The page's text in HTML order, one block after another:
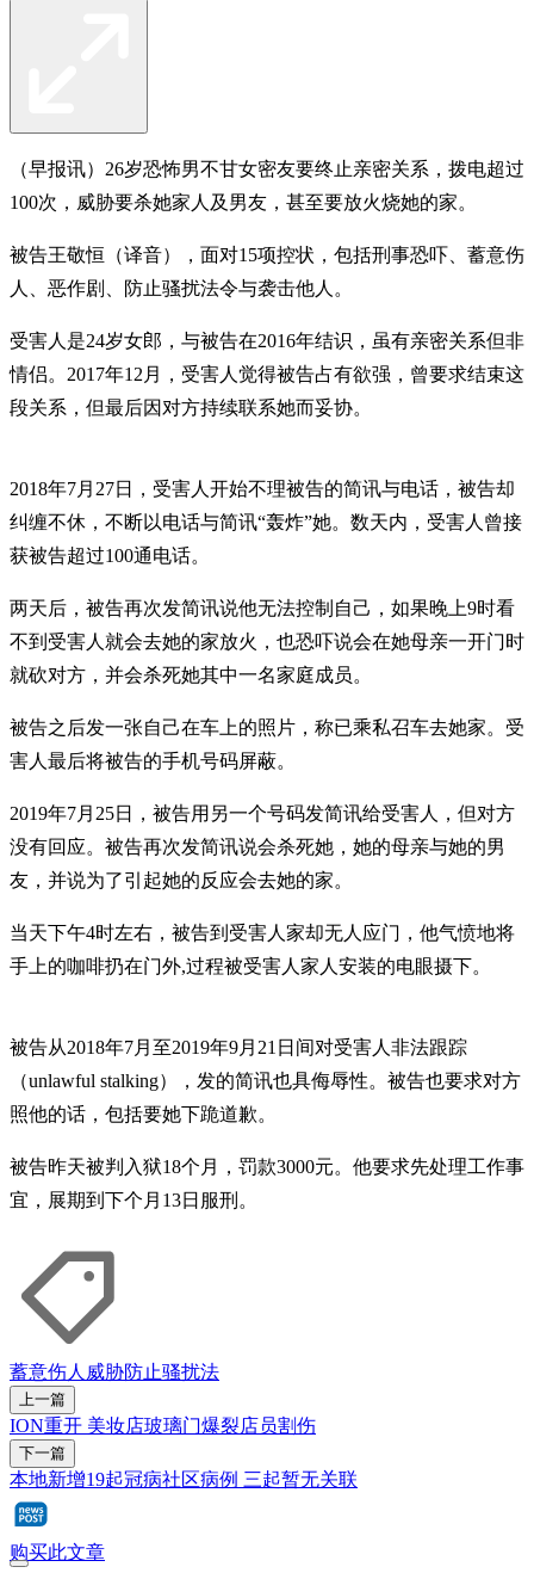
（早报讯）26岁恐怖男不甘女密友要终止亲密关系，拨电超过
100次，威胁要杀她家人及男友，甚至要放火烧她的家。
被告王敬恒（译音），面对15项控状，包括刑事恐吓、蓄意伤
人、恶作剧、防止骚扰法令与袭击他人。
受害人是24岁女郎，与被告在2016年结识，虽有亲密关系但非
情侣。2017年12月，受害人觉得被告占有欲强，曾要求结束这
段关系，但最后因对方持续联系她而妥协。
2018年7月27日，受害人开始不理被告的简讯与电话，被告却
纠缠不休，不断以电话与简讯“轰炸”她。数天内，受害人曾接
获被告超过100通电话。
两天后，被告再次发简讯说他无法控制自己，如果晚上9时看
不到受害人就会去她的家放火，也恐吓说会在她母亲一开门时
就砍对方，并会杀死她其中一名家庭成员。
被告之后发一张自己在车上的照片，称已乘私召车去她家。受
害人最后将被告的手机号码屏蔽。
2019年7月25日，被告用另一个号码发简讯给受害人，但对方
没有回应。被告再次发简讯说会杀死她，她的母亲与她的男
友，并说为了引起她的反应会去她的家。
当天下午4时左右，被告到受害人家却无人应门，他气愤地将
手上的咖啡扔在门外,过程被受害人家人安装的电眼摄下。
被告从2018年7月至2019年9月21日间对受害人非法跟踪
（unlawful stalking），发的简讯也具侮辱性。被告也要求对方
照他的话，包括要她下跪道歉。
被告昨天被判入狱18个月，罚款3000元。他要求先处理工作事
宜，展期到下个月13日服刑。
蓄意伤人 威胁防止骚扰法
上一篇
ION重开 美妆店玻璃门爆裂店员割伤
下一篇
本地新增19起冠病社区病例 三起暂无关联
购买此文章